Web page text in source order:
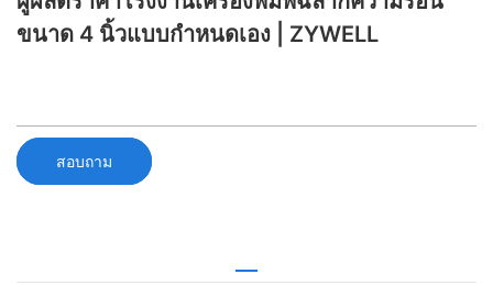
ขนาด 4 นิ้วแบบกำหนดเอง | ZYWELL
สอบถาม